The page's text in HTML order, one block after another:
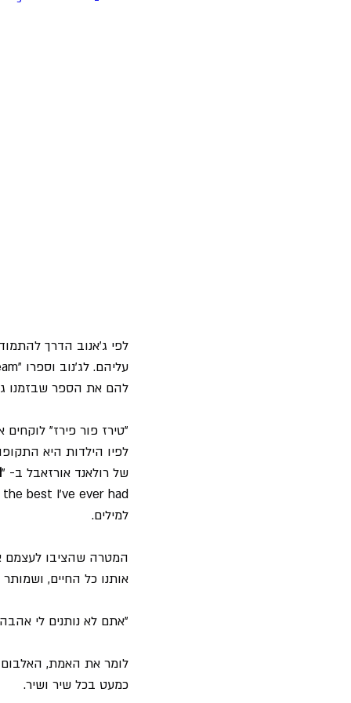
לפי ג'אנוב הדרך
להם את הספר שבזמנו
"טירז פור פירז"
לפיו הילדות היא
של רולאנד אורזאבל ב- "
למילים.
המטרה שהציבו לעצמם
אותנו כל החיים,
"אתם לא נותנים לי
לומר את האמת, האלבום
כמעט בכל שיר ושיר.